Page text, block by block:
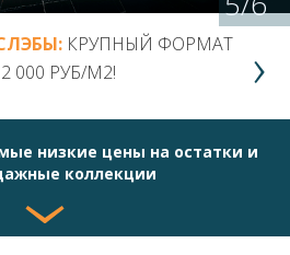
КРУПНЫЙ ФОРМАТ
000 РУБ/М2!
низкие цены на остатки и
коллекции